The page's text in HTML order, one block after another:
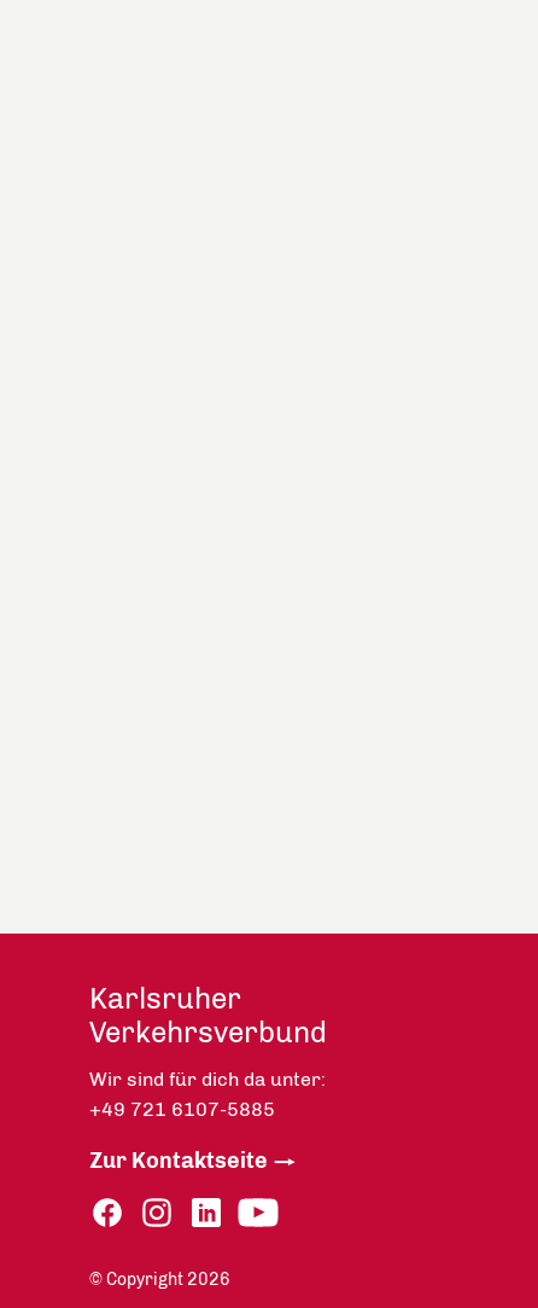
Karlsruher
Verkehrsverbund
Wir sind für dich da unter:
+49 721 6107-5885
Zur Kontaktseite
© Copyright 2026